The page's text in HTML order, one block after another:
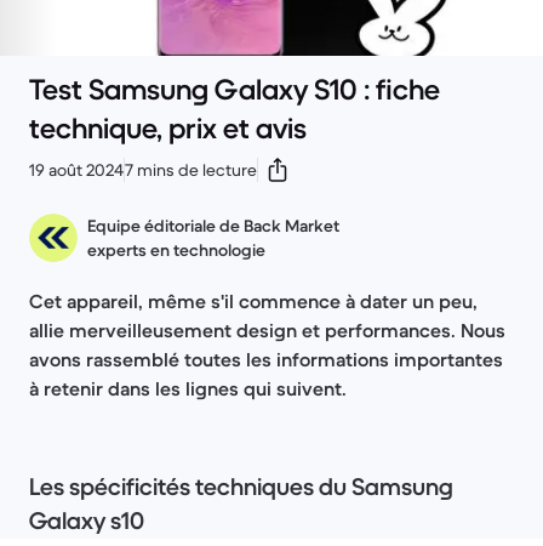
Test Samsung Galaxy S10 : fiche
technique, prix et avis
19 août 20247 mins de lecture
Equipe éditoriale de Back Market
experts en technologie
Cet appareil, même s'il commence à dater un peu,
allie merveilleusement design et performances. Nous
avons rassemblé toutes les informations importantes
à retenir dans les lignes qui suivent.
Les spécificités techniques du Samsung
Galaxy s10